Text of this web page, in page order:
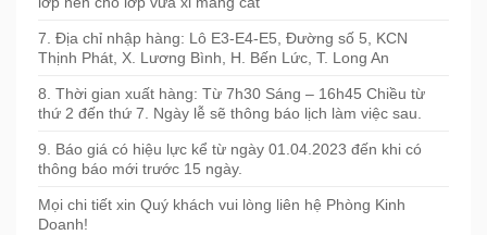
7. Địa chỉ nhập hàng: Lô E3-E4-E5, Đường số 5, KCN
Thịnh Phát, X. Lương Bình, H. Bến Lức, T. Long An
8. Thời gian xuất hàng: Từ 7h30 Sáng – 16h45 Chiều từ
thứ 2 đến thứ 7. Ngày lễ sẽ thông báo lịch làm việc sau.
9. Báo giá có hiệu lực kể từ ngày 01.04.2023 đến khi có
thông báo mới trước 15 ngày.
Mọi chi tiết xin Quý khách vui lòng liên hệ Phòng Kinh
Doanh!